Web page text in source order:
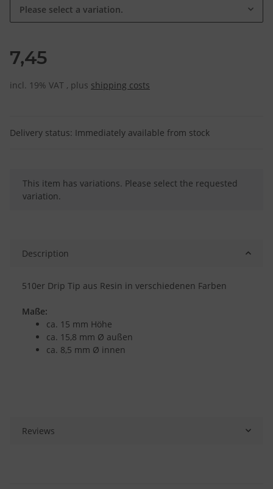
Please select a variation.
7,45
incl. 19% VAT , plus shipping costs
Delivery status: Immediately available from stock
x
This item has variations. Please select the requested
variation.
Description
510er Drip Tip aus Resin in verschiedenen Farben
Maße:
ca. 15 mm Höhe
ca. 15,8 mm Ø außen
ca. 8,5 mm Ø innen
Reviews